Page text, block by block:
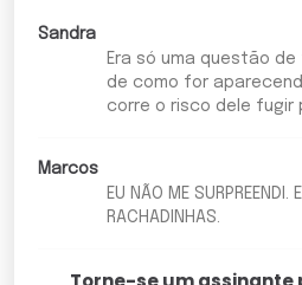
Sandra
Era só uma questão
de como for
corre o risco dele fugir
Marcos
EU NÃO ME SURPREENDI.
RACHADINHAS.